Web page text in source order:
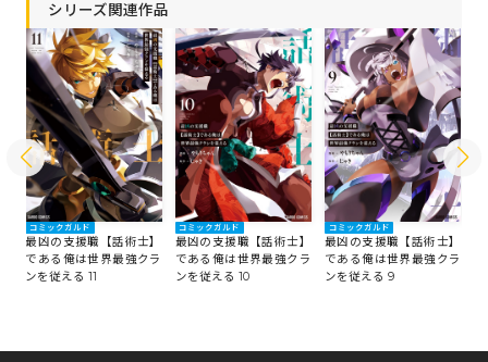
シリーズ関連作品
コミックガルド
最凶の支援職【話術士】
である俺は世界最強クラ
ンを従える 11
コミックガルド
最凶の支援職【話術士】
である俺は世界最強クラ
ンを従える 10
コミックガルド
最凶の支援職【話術士】
である俺は世界最強クラ
ンを従える 9